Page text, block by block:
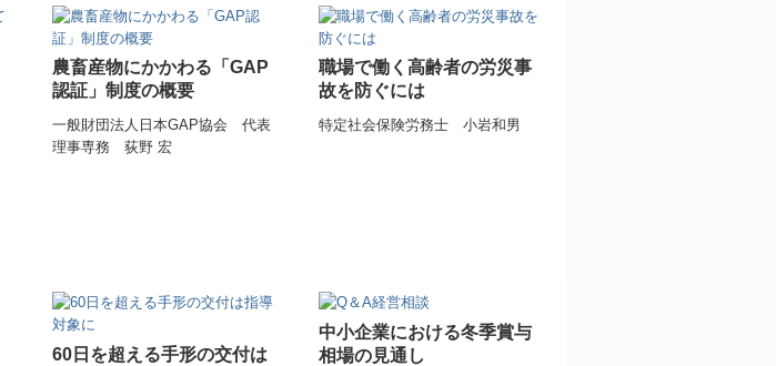
農畜産物にかかわる「GAP
認証」制度の概要
一般財団法人日本GAP協会 代表
理事専務 荻野 宏
職場で働く高齢者の労災事
故を防ぐには
特定社会保険労務士 小岩和男
60日を超える手形の交付は
中小企業における冬季賞与
相場の見通し